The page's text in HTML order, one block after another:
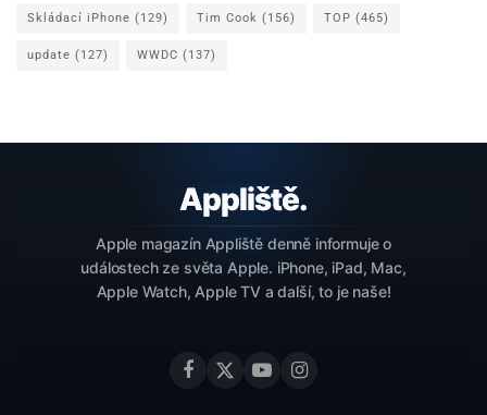
Skládací iPhone (129) Tim Cook (156) TOP (465)
update (127) WWDC (137)
Apple magazín Appliště denně informuje o
událostech ze světa Apple. iPhone, iPad, Mac,
Apple Watch, Apple TV a další, to je naše!